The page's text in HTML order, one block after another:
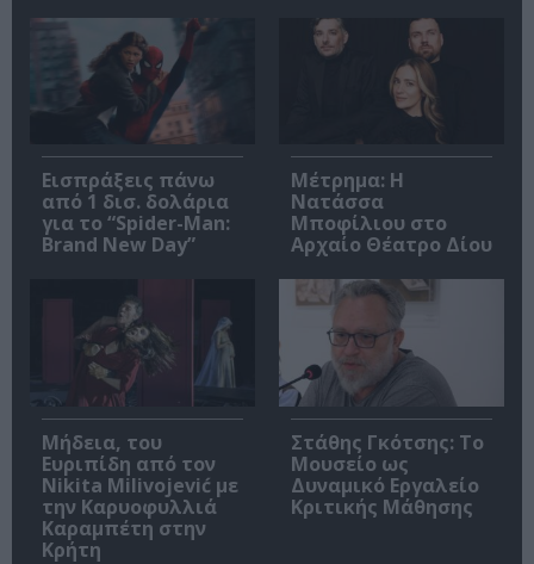
Εισπράξεις πάνω
από 1 δισ. δολάρια
για το “Spider-Man:
Brand New Day”
Μέτρημα: Η
Νατάσσα
Μποφίλιου στο
Αρχαίο Θέατρο Δίου
Μήδεια, του
Ευριπίδη από τον
Nikita Milivojević με
την Καρυοφυλλιά
Καραμπέτη στην
Κρήτη
Στάθης Γκότσης: Το
Μουσείο ως
Δυναμικό Εργαλείο
Κριτικής Μάθησης